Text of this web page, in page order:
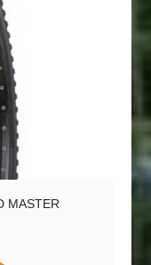
MASTER